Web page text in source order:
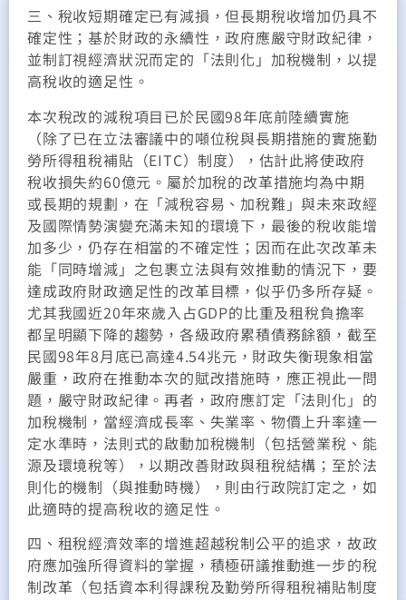
三、稅收短期確定已有減損，但長期稅收增加仍具不
確定性；基於財政的永續性，政府應嚴守財政紀律，
並制訂視經濟狀況而定的「法則化」加稅機制，以提
高稅收的適足性。
本次稅改的減稅項目已於民國98年底前陸續實施
（除了已在立法審議中的噸位稅與長期措施的實施勤
勞所得租稅補貼（EITC）制度），估計此將使政府
稅收損失約60億元。屬於加稅的改革措施均為中期
或長期的規劃，在「減稅容易、加稅難」與未來政經
及國際情勢演變充滿未知的環境下，最後的稅收能增
加多少，仍存在相當的不確定性；因而在此次改革未
能「同時增減」之包裹立法與有效推動的情況下，要
達成政府財政適足性的改革目標，似乎仍多所存疑。
尤其我國近20年來歲入占GDP的比重及租稅負擔率
都呈明顯下降的趨勢，各級政府累積債務餘額，截至
民國98年8月底已高達4.54兆元，財政失衡現象相當
嚴重，政府在推動本次的賦改措施時，應正視此一問
題，嚴守財政紀律。再者，政府應訂定「法則化」的
加稅機制，當經濟成長率、失業率、物價上升率達一
定水準時，法則式的啟動加稅機制（包括營業稅、能
源及環境稅等），以期改善財政與租稅結構；至於法
則化的機制（與推動時機），則由行政院訂定之，如
此適時的提高稅收的適足性。
四、租稅經濟效率的增進超越稅制公平的追求，故政
府應加強所得資料的掌握，積極研議推動進一步的稅
制改革（包括資本利得課稅及勤勞所得租稅補貼制度